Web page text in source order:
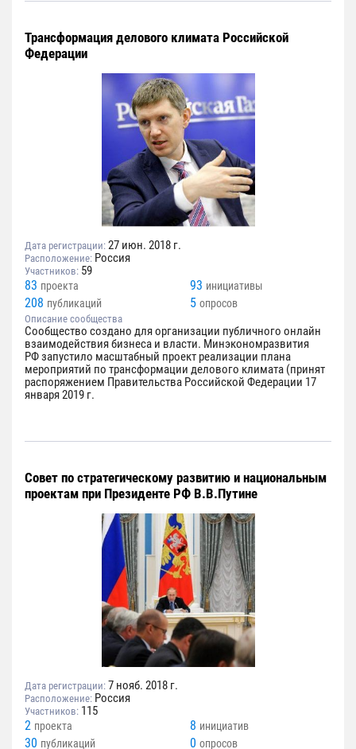
Трансформация делового климата Российской
Федерации
Дата регистрации: 27 июн. 2018 г.
Расположение: Россия
Участников: 59
83 проекта 93 инициативы
208 публикаций 5 опросов
Описание сообщества
Сообщество создано для организации публичного онлайн
взаимодействия бизнеса и власти. Минэкономразвития
РФ запустило масштабный проект реализации плана
мероприятий по трансформации делового климата (принят
распоряжением Правительства Российской Федерации 17
января 2019 г.
Совет по стратегическому развитию и национальным
проектам при Президенте РФ В.В.Путине
Дата регистрации: 7 нояб. 2018 г.
Расположение: Россия
Участников: 115
2 проекта 8 инициатив
30 публикаций 0 опросов